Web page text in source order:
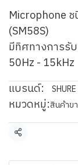
Microphone
(SM58S)
มีทิศทางการรั
50Hz - 15kHz
แบรนด์:
SHURE
หมวดหมู่:สินค้าข
แชร์